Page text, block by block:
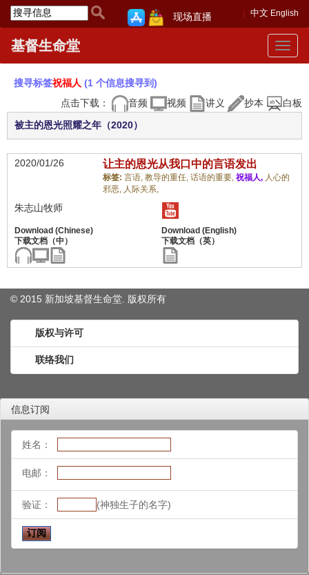
中文 English
现场直播
Toggle
基督生命堂
搜寻标签祝福人 (1 个信息搜寻到)
点击下载：
音频 视频 讲义 抄本 白板
被主的恩光照耀之年（2020）
2020/01/26 让主的恩光从我口中的言语发出
标签: 言语, 教导的重任, 话语的重要, 祝福人, 人心的
邪恶, 人际关系,
朱志山牧师
© 2015 新加坡基督生命堂. 版权所有
版权与许可
联络我们
信息订阅
姓名：
电邮：
验证： (神独生子的名字)